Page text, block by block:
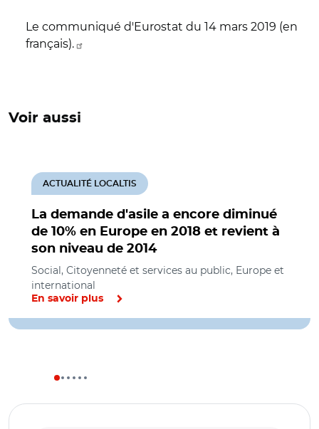
Le communiqué d'Eurostat du 14 mars 2019 (en
français).
Voir aussi
La demande d'asile a encore diminué
de 10% en Europe en 2018 et revient à
son niveau de 2014
ACTUALITÉ LOCALTIS
Social, Citoyenneté et services au public, Europe et
international
En savoir plus